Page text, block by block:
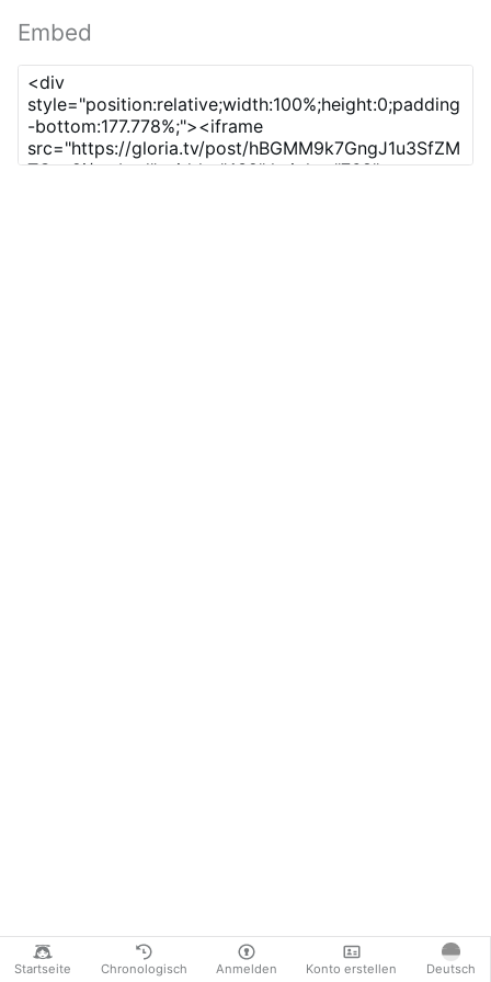
Startseite Chronologisch Anmelden Konto erstellen Deutsch
Embed